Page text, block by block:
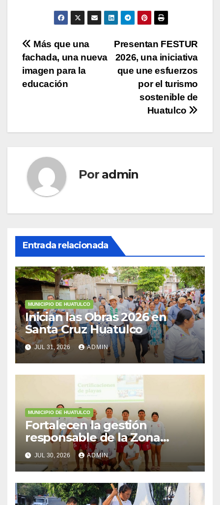
Navegación
de
entradas
Presentan FESTUR
2026, una iniciativa
que une esfuerzos
por el turismo
sostenible de
Huatulco
Más que una
fachada, una nueva
imagen para la
educación
Por admin
Entrada relacionada
MUNICIPIO DE HUATULCO
Inician las Obras 2026 en
Santa Cruz Huatulco
JUL 31, 2026 ADMIN
MUNICIPIO DE HUATULCO
Fortalecen la gestión
responsable de la Zona
Federal Marítimo Terrestre
JUL 30, 2026 ADMIN